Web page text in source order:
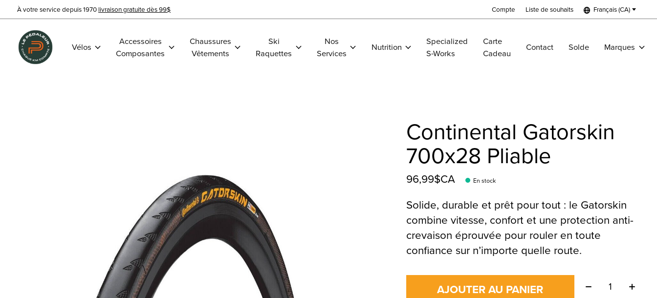
À votre service depuis 1970 livraison gratuite dès 99$ Compte Liste de souhaits Français (CA)
Vélos
Accessoires
Composantes
Chaussures
Vêtements
Ski
Raquettes
Nos
Services
Nutrition
Specialized
S-Works
Carte
Cadeau
Contact Solde Marques
Continental Gatorskin
700x28 Pliable
96,99$CA En stock
Solide, durable et prêt pour tout : le Gatorskin
combine vitesse, confort et une protection anti-
crevaison éprouvée pour rouler en toute
confiance sur n’importe quelle route.
AJOUTER AU PANIER Quantité: